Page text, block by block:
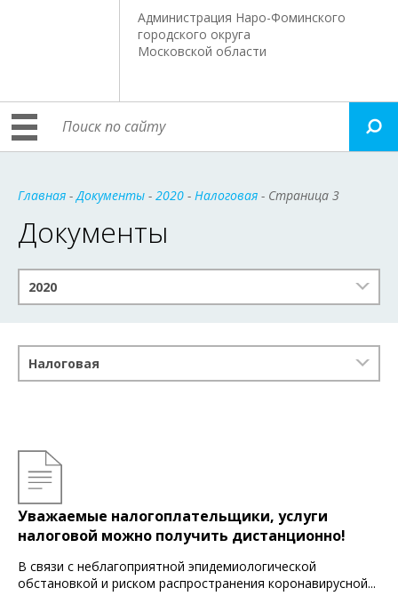
Администрация Наро-Фоминского
городского округа
Московской области
Главная -Документы - 2020 - Налоговая - Страница 3
Документы
2020
Налоговая
Уважаемые налогоплательщики, услуги
налоговой можно получить дистанционно!
В связи с неблагоприятной эпидемиологической
обстановкой и риском распространения коронавирусной...